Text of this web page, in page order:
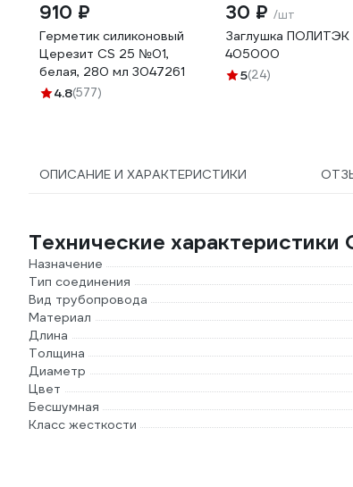
910 ₽
Герметик силиконовый
Церезит CS 25 №01,
белая, 280 мл 3047261
4.8(577)
30 ₽ /шт
Заглушка ПОЛИТЭК
405000
5(24)
ОПИСАНИЕ И ХАРАКТЕРИСТИКИ
Технические
Назначение
Тип соединения
Вид трубопровода
Материал
Длина
Толщина
Диаметр
Цвет
Бесшумная
Класс жесткости